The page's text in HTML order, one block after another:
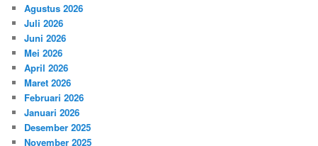
Agustus 2026
Juli 2026
Juni 2026
Mei 2026
April 2026
Maret 2026
Februari 2026
Januari 2026
Desember 2025
November 2025